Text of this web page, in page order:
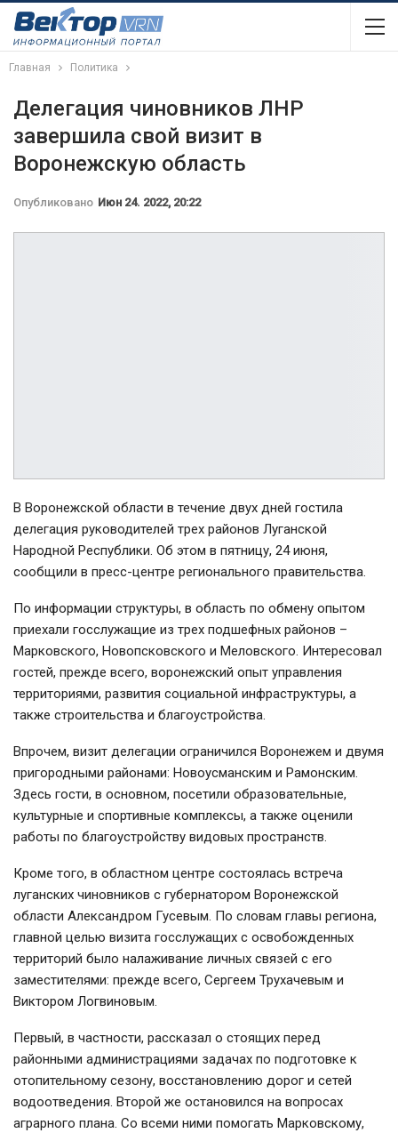
Главная Политика
Делегация чиновников ЛНР
завершила свой визит в
Воронежскую область
Опубликовано Июн 24. 2022, 20:22
В Воронежской области в течение двух дней гостила
делегация руководителей трех районов Луганской
Народной Республики. Об этом в пятницу, 24 июня,
сообщили в пресс-центре регионального правительства.
По информации структуры, в область по обмену опытом
приехали госслужащие из трех подшефных районов –
Марковского, Новопсковского и Меловского. Интересовал
гостей, прежде всего, воронежский опыт управления
территориями, развития социальной инфраструктуры, а
также строительства и благоустройства.
Впрочем, визит делегации ограничился Воронежем и двумя
пригородными районами: Новоусманским и Рамонским.
Здесь гости, в основном, посетили образовательные,
культурные и спортивные комплексы, а также оценили
работы по благоустройству видовых пространств.
Кроме того, в областном центре состоялась встреча
луганских чиновников с губернатором Воронежской
области Александром Гусевым. По словам главы региона,
главной целью визита госслужащих с освобожденных
территорий было налаживание личных связей с его
заместителями: прежде всего, Сергеем Трухачевым и
Виктором Логвиновым.
Первый, в частности, рассказал о стоящих перед
районными администрациями задачах по подготовке к
отопительному сезону, восстановлению дорог и сетей
водоотведения. Второй же остановился на вопросах
аграрного плана. Со всеми ними помогать Марковскому,